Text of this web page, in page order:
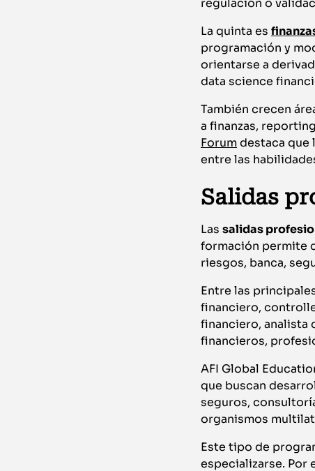
La quinta es
programación y
orientarse a
data science
También crecen
a finanzas,
Forumdestaca que
entre las
Salidas
Las salidas
formación permite
riesgos, banca,
Entre las
financiero,
financiero, analista
financieros,
AFI Global
que buscan
seguros,
organismos
Este tipo de
especializarse. Por